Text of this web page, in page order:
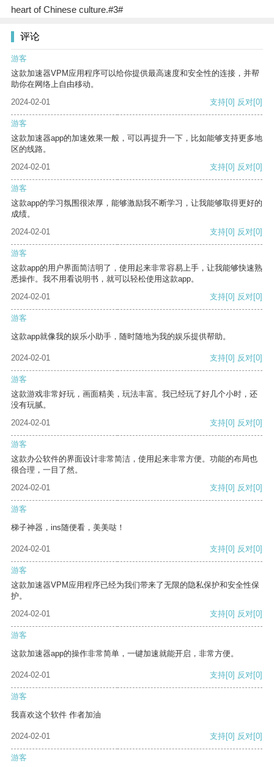
heart of Chinese culture.#3#
评论
游客
这款加速器VPM应用程序可以给你提供最高速度和安全性的连接，并帮
助你在网络上自由移动。
2024-02-01
支持[0] 反对[0]
游客
这款加速器app的加速效果一般，可以再提升一下，比如能够支持更多地
区的线路。
2024-02-01
支持[0] 反对[0]
游客
这款app的学习氛围很浓厚，能够激励我不断学习，让我能够取得更好的
成绩。
2024-02-01
支持[0] 反对[0]
游客
这款app的用户界面简洁明了，使用起来非常容易上手，让我能够快速熟
悉操作。我不用看说明书，就可以轻松使用这款app。
2024-02-01
支持[0] 反对[0]
游客
这款app就像我的娱乐小助手，随时随地为我的娱乐提供帮助。
2024-02-01 支持[0] 反对[0]
游客
这款游戏非常好玩，画面精美，玩法丰富。我已经玩了好几个小时，还
没有玩腻。
2024-02-01
支持[0] 反对[0]
游客
这款办公软件的界面设计非常简洁，使用起来非常方便。功能的布局也
很合理，一目了然。
2024-02-01
支持[0] 反对[0]
游客
梯子神器，ins随便看，美美哒！
2024-02-01 支持[0] 反对[0]
游客
这款加速器VPM应用程序已经为我们带来了无限的隐私保护和安全性保
护。
2024-02-01
支持[0] 反对[0]
游客
这款加速器app的操作非常简单，一键加速就能开启，非常方便。
2024-02-01 支持[0] 反对[0]
游客
我喜欢这个软件 作者加油
2024-02-01 支持[0] 反对[0]
游客